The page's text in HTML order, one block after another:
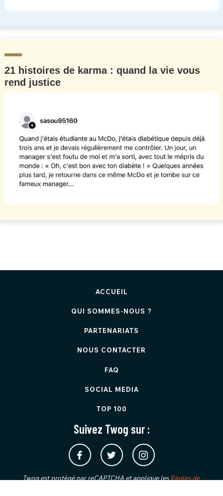
21 histoires de karma : quand la vie vous
rend justice
ACCUEIL
QUI SOMMES-NOUS ?
PARTENARIATS
NOUS CONTACTER
FAQ
SOCIAL MEDIA
TOP 100
Suivez Twog sur :
Twog est protégé par reCAPTCHA et applique lesRègles de